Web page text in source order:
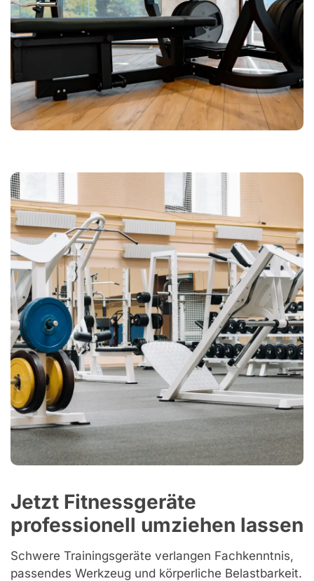
Jetzt Fitnessgeräte
professionell umziehen lassen
Schwere Trainingsgeräte verlangen Fachkenntnis,
passendes Werkzeug und körperliche Belastbarkeit.